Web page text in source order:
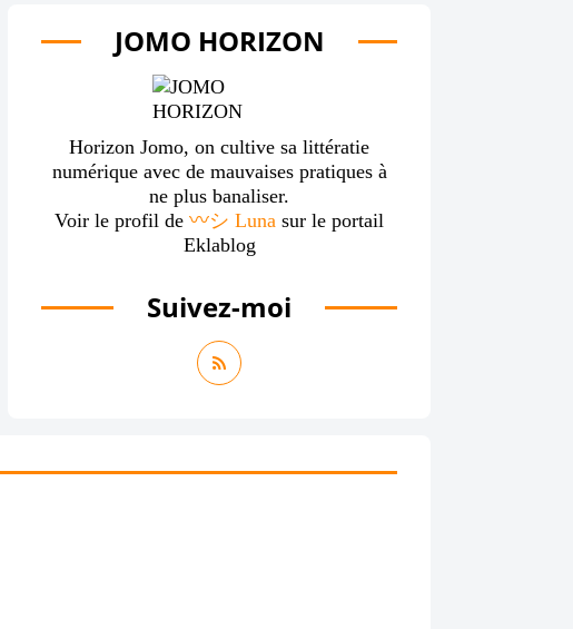
JOMO HORIZON
Horizon Jomo, on cultive sa littératie
numérique avec de mauvaises pratiques à
ne plus banaliser.
Voir le profil de 〰️シ Luna sur le portail
Eklablog
Suivez-moi